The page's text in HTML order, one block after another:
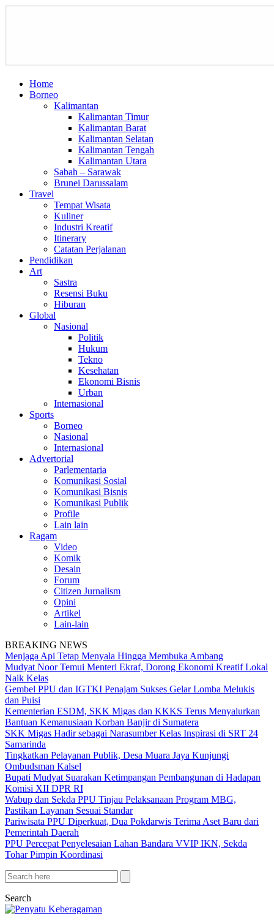
Home
Borneo
Kalimantan
Kalimantan Timur
Kalimantan Barat
Kalimantan Selatan
Kalimantan Tengah
Kalimantan Utara
Sabah – Sarawak
Brunei Darussalam
Travel
Tempat Wisata
Kuliner
Industri Kreatif
Itinerary
Catatan Perjalanan
Pendidikan
Art
Sastra
Resensi Buku
Hiburan
Global
Nasional
Politik
Hukum
Tekno
Kesehatan
Ekonomi Bisnis
Urban
Internasional
Sports
Borneo
Nasional
Internasional
Advertorial
Parlementaria
Komunikasi Sosial
Komunikasi Bisnis
Komunikasi Publik
Profile
Lain lain
Ragam
Video
Komik
Desain
Forum
Citizen Jurnalism
Opini
Artikel
Lain-lain
BREAKING NEWS
Menjaga Api Tetap Menyala Hingga Membuka Ambang
Mudyat Noor Temui Menteri Ekraf, Dorong Ekonomi Kreatif Lokal
Naik Kelas
Gembel PPU dan IGTKI Penajam Sukses Gelar Lomba Melukis
dan Puisi
Kementerian ESDM, SKK Migas dan KKKS Terus Menyalurkan
Bantuan Kemanusiaan Korban Banjir di Sumatera
SKK Migas Hadir sebagai Narasumber Kelas Inspirasi di SRT 24
Samarinda
Tingkatkan Pelayanan Publik, Desa Muara Jaya Kunjungi
Ombudsman Kalsel
Bupati Mudyat Suarakan Ketimpangan Pembangunan di Hadapan
Komisi XII DPR RI
Wabup dan Sekda PPU Tinjau Pelaksanaan Program MBG,
Pastikan Layanan Sesuai Standar
Pariwisata PPU Diperkuat, Dua Pokdarwis Terima Aset Baru dari
Pemerintah Daerah
PPU Percepat Penyelesaian Lahan Bandara VVIP IKN, Sekda
Tohar Pimpin Koordinasi
Search